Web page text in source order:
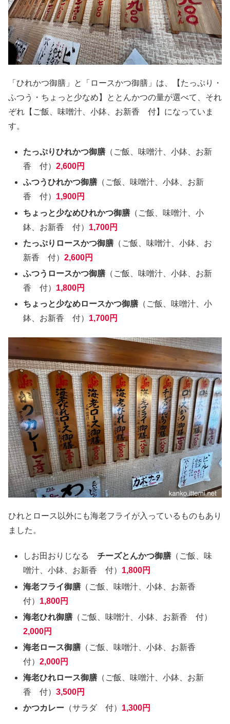
「ひれかつ御膳」と「ロースかつ御膳」は、【たっぷり・
ふつう・ちょっと少なめ】ととんかつの量が選べて、それ
ぞれ【ご飯、味噌汁、小鉢、お新香 付】になっていま
す。
たっぷりひれかつ御膳（ご飯、味噌汁、小鉢、お新
香 付）2,600円
ふつうひれかつ御膳（ご飯、味噌汁、小鉢、お新
香 付） 1,900円
ちょっと少なめひれかつ御膳（ご飯、味噌汁、小
鉢、お新香 付） 1,700円
たっぷりロースかつ御膳（ご飯、味噌汁、小鉢、お
新香 付）2,600円
ふつうロースかつ御膳（ご飯、味噌汁、小鉢、お新
香 付） 1,800円
ちょっと少なめロースかつ御膳（ご飯、味噌汁、小
鉢、お新香 付） 1,700円
ひれとロース以外にも海老フライが入っているものもあり
ました。
しお田おりじなるチーズとんかつ御膳（ご飯、味
噌汁、小鉢、お新香 付） 1,800円
海老フライ御膳（ご飯、味噌汁、小鉢、お新香
付） 1,800円
海老ひれ御膳（ご飯、味噌汁、小鉢、お新香 付）
2,000円
海老ロース御膳（ご飯、味噌汁、小鉢、お新香
付）2,000円
海老ひれロース御膳（ご飯、味噌汁、小鉢、お新
香 付）3,500円
かつカレー （サラダ 付） 1,300円